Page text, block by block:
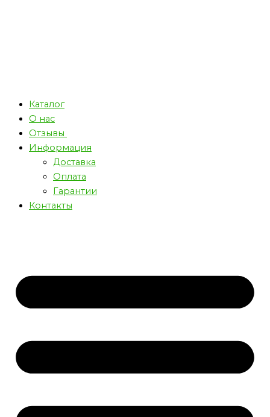
Каталог
О нас
Отзывы
Информация
Доставка
Оплата
Гарантии
Контакты